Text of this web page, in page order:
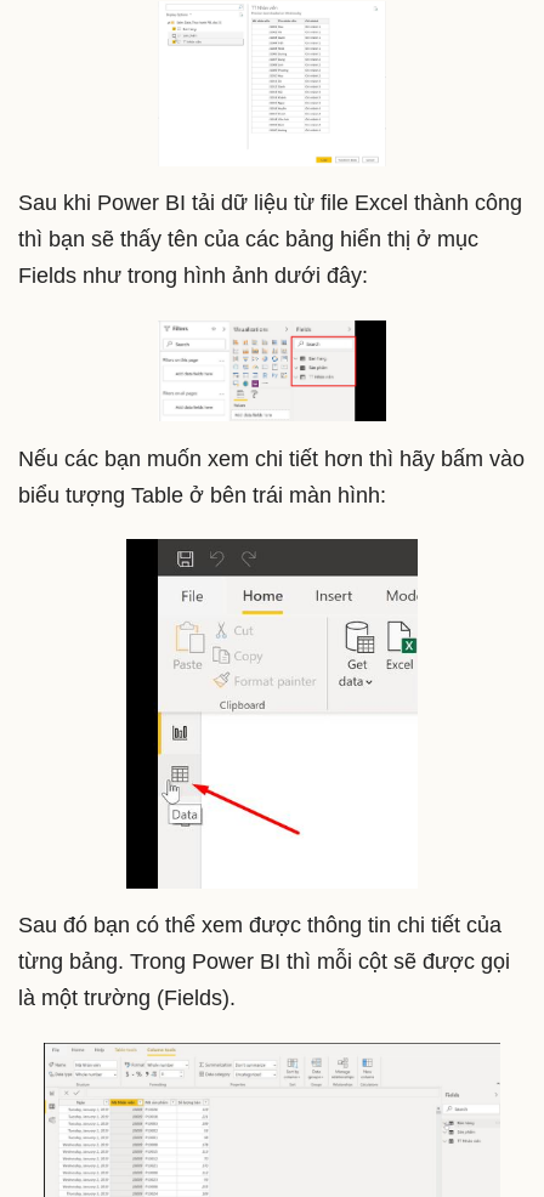
Sau khi Power BI tải dữ liệu từ file Excel thành công
thì bạn sẽ thấy tên của các bảng hiển thị ở mục
Fields như trong hình ảnh dưới đây:
Nếu các bạn muốn xem chi tiết hơn thì hãy bấm vào
biểu tượng Table ở bên trái màn hình:
Sau đó bạn có thể xem được thông tin chi tiết của
từng bảng. Trong Power BI thì mỗi cột sẽ được gọi
là một trường (Fields).